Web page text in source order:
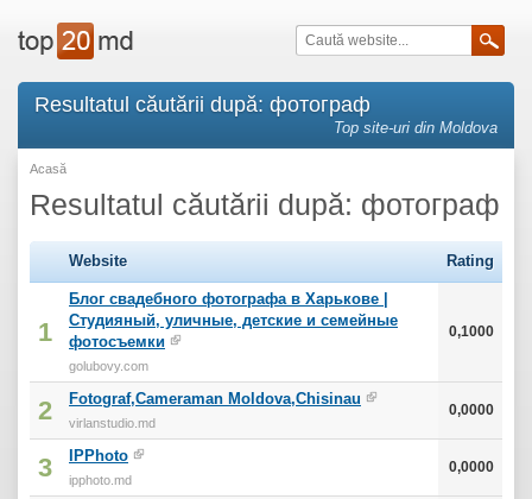
Resultatul căutării după: фотограф
Top site-uri din Moldova
Acasă
Resultatul căutării după: фотограф
Website Rating
1
Блог свадебного фотографа в Харькове |
Студияный, уличные, детские и семейные
фотосъемки
golubovy.com
0,1000
2 Fotograf,Cameraman Moldova,Chisinau
virlanstudio.md
0,0000
3 IPPhoto
ipphoto.md
0,0000